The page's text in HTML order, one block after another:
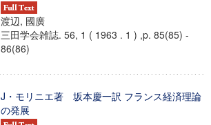
渡辺, 國廣
三田学会雑誌. 56, 1 ( 1963 . 1 ) ,p. 85(85) -
86(86)
J・モリニエ著 坂本慶一訳 フランス経済理論
の発展